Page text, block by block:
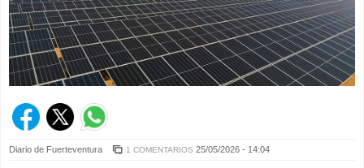
Diario de Fuerteventura 1 COMENTARIOS 25/05/2026 - 14:04